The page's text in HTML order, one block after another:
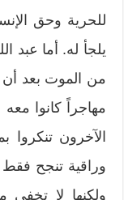
للحرية وحق
يلجأ له. أما عبد
مهاجراً كانوا
الآخرون
وراقية تنجح
ولكنها لا تخفي